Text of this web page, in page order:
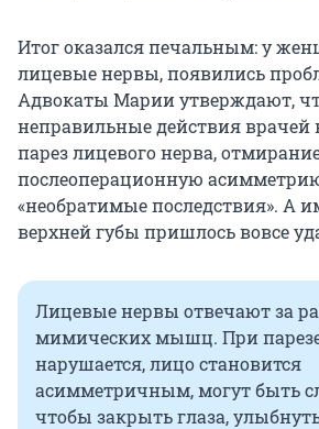
Итог оказался печальным: у
лицевые нервы, появились
Адвокаты Марии утверждают,
неправильные действия врачей
парез лицевого нерва,
послеоперационную
«необратимые последствия». А
верхней губы пришлось вовсе
Лицевые нервы отвечают за
мимических мышц. При
нарушается, лицо становится
асимметричным, могут быть
чтобы закрыть глаза,